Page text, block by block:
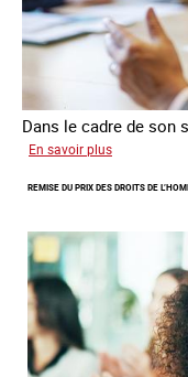
Dans le cadre de son
En savoir plus
la
Alliance
8.7
REMISE DU PRIX DES DROITS DE